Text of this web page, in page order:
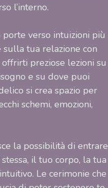
l’interno.
verso intuizioni più
tua relazione con
preziose lezioni su
e su dove puoi
si crea spazio per
schemi, emozioni,
la possibilità di entrare
il tuo corpo, la tua
Le cerimonie che